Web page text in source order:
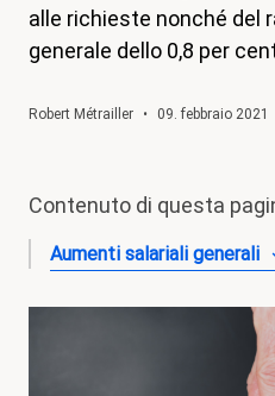
Il mio apprendistato. I
Aderire
alle richieste nonché del
generale dello 0,8 per
Robert Métrailler • 09. febbraio 2021
Contenuto di questa
Aumenti salariali generali